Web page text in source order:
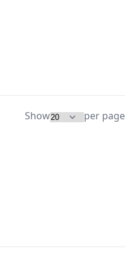
Show per page